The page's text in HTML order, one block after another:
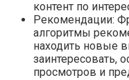
контент по
Рекомендации:
алгоритмы
находить новые
заинтересовать,
просмотров и